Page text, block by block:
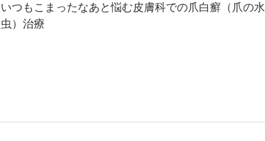
いつもこまったなあと悩む皮膚科での爪白癬（爪の水
虫）治療